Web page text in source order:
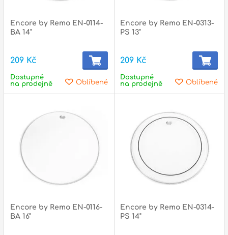
Encore by Remo EN-0114-
BA 14"
209 Kč
Oblíbené
Dostupné
na prodejně
Encore by Remo EN-0313-
PS 13"
209 Kč
Oblíbené
Dostupné
na prodejně
Encore by Remo EN-0116-
BA 16"
Encore by Remo EN-0314-
PS 14"